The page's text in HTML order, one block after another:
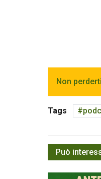
Non
Tags
Può